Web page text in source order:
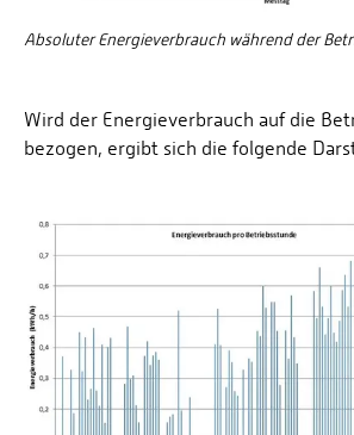
Absoluter Energieverbrauch während der
Wird der Energieverbrauch auf die
bezogen, ergibt sich die folgende